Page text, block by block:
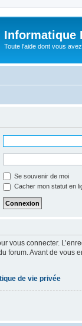
Informatique
Toute l'aide dont vous
Se souvenir de moi
Cacher mon statut en
vous connecter.
forum. Avant de vous
de vie privée